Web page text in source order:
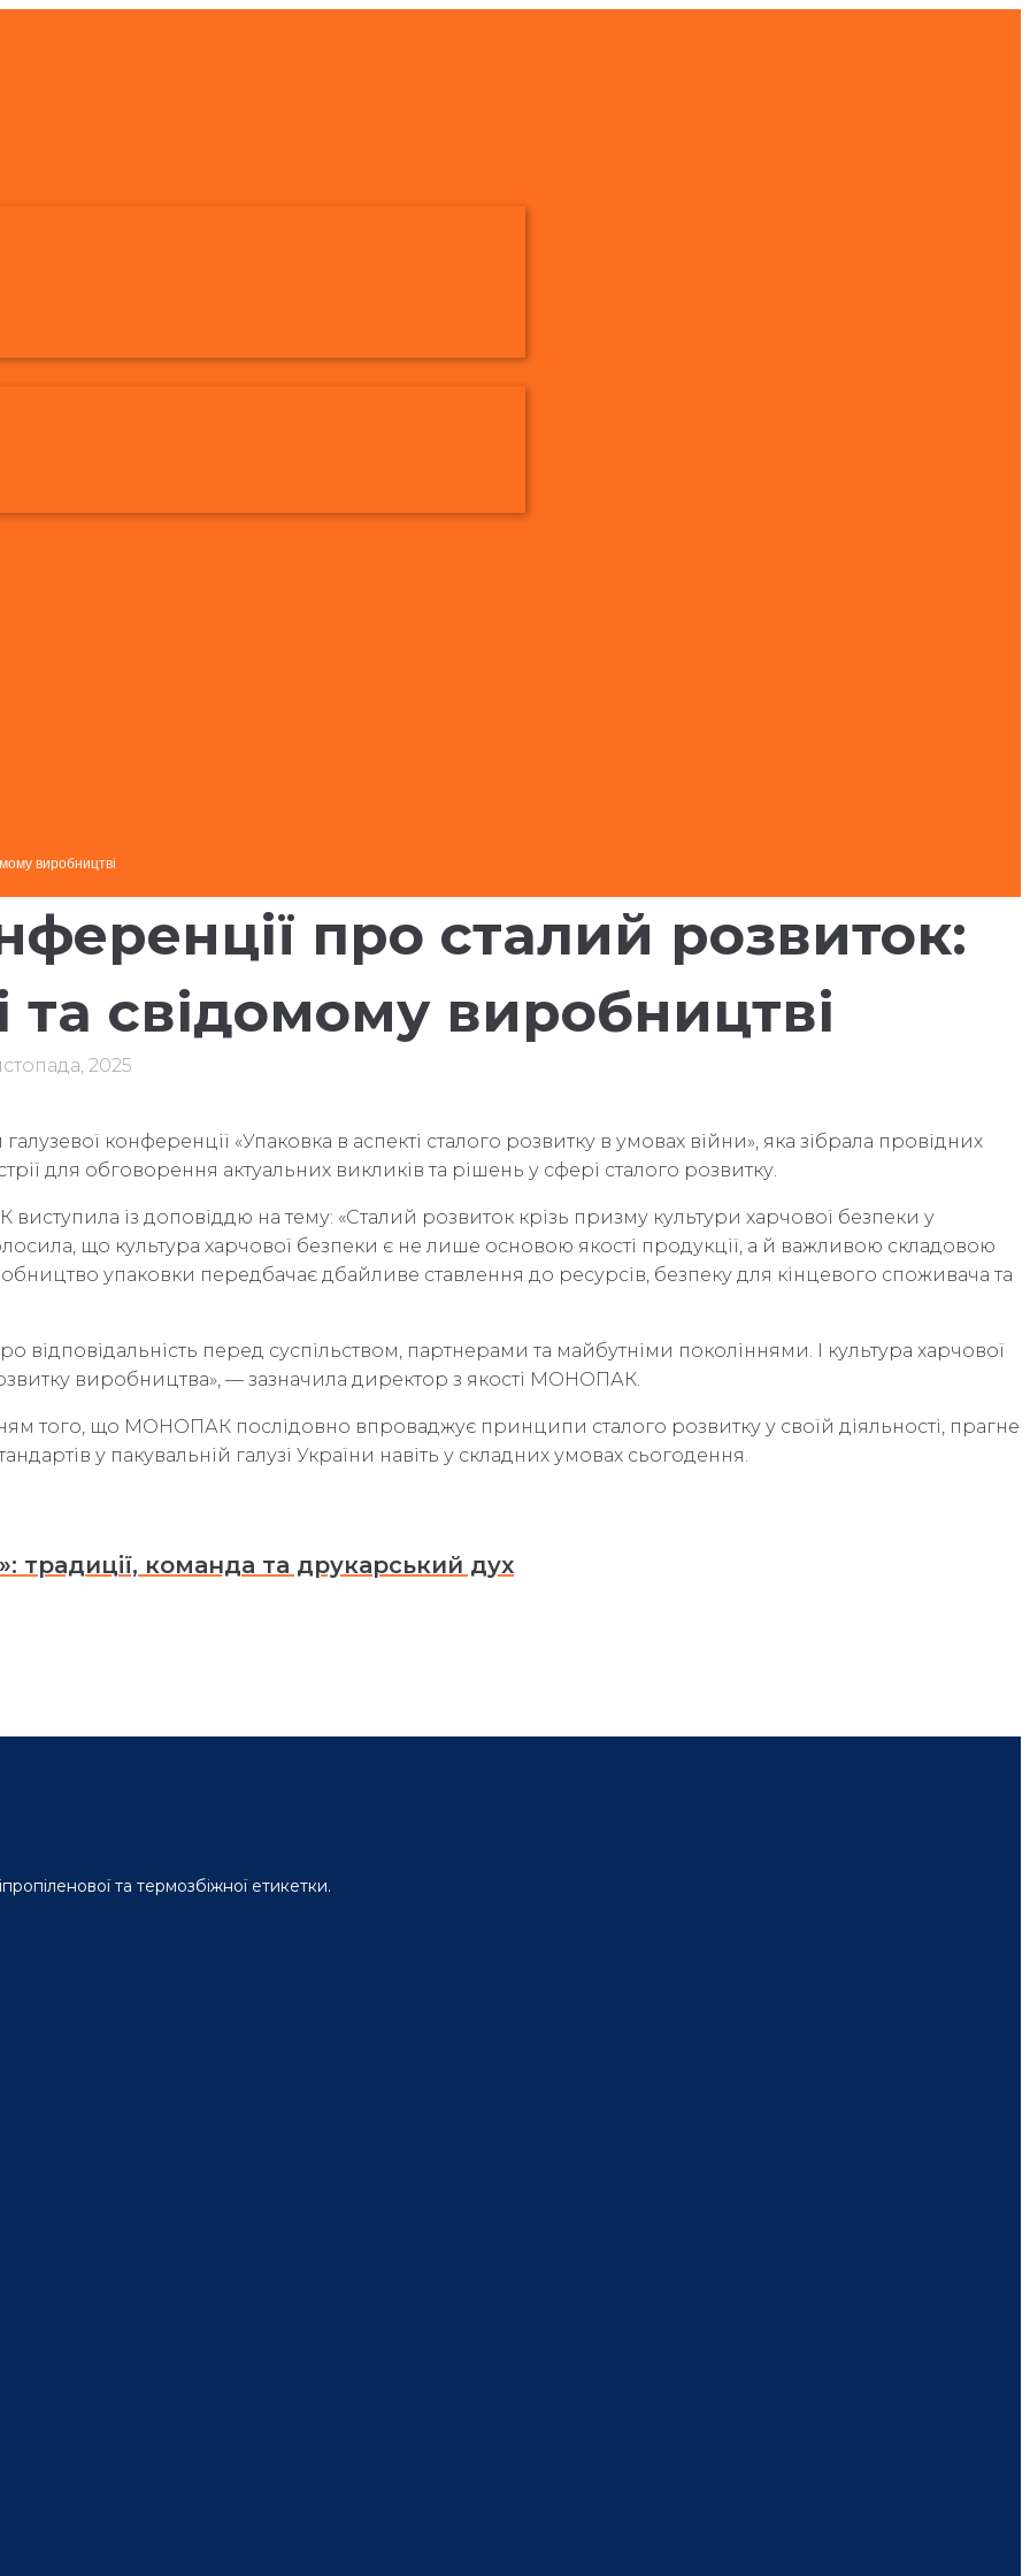
виробництві
про сталий розвиток:
та свідомому виробництві
2025
конференції «Упаковка в аспекті сталого розвитку в умовах війни», яка зібрала провідних
для обговорення актуальних викликів та рішень у сфері сталого розвитку.
із доповіддю на тему: «Сталий розвиток крізь призму культури харчової безпеки у
що культура харчової безпеки є не лише основою якості продукції, а й важливою складовою
упаковки передбачає дбайливе ставлення до ресурсів, безпеку для кінцевого споживача та
перед суспільством, партнерами та майбутніми поколіннями. І культура харчової
виробництва», — зазначила директор з якості МОНОПАК.
того, що МОНОПАК послідовно впроваджує принципи сталого розвитку у своїй діяльності, прагне
у пакувальній галузі України навіть у складних умовах сьогодення.
традиції, команда та друкарський дух
та термозбіжної етикетки.